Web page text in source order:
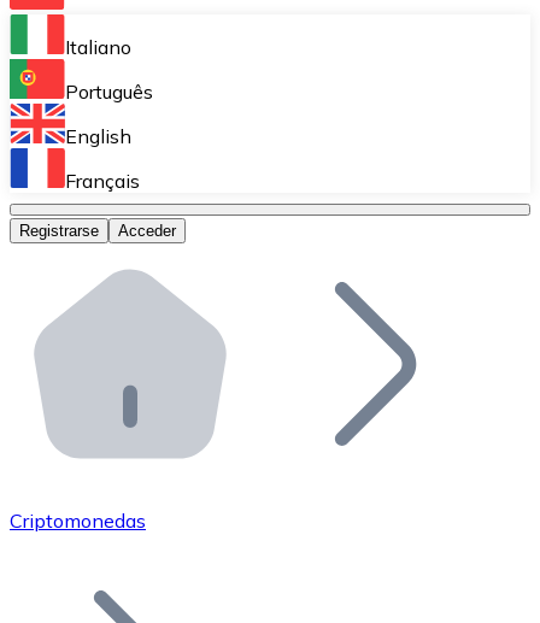
Bitnovo Ramp
Integra nuestra solución en tu plataforma.
Bitnovo Giftcards
Bitnovo OTC
Bitnovo ATM
Integra un ATM Bitnovo en tu negocio y permite que
Bitnovo API
Integra nuestra API en tu ecosistema.
Únete a nuestra red de distribuidores.
Añade tu proyecto a nuestro ecosistema.
Italiano
Português
English
Français
Registrarse Acceder
Criptomonedas